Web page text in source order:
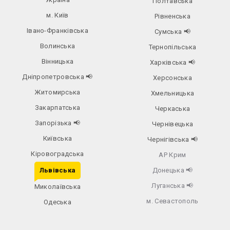
м. Київ
Івано-Франківська
Волинська
Вінницька
Дніпропетровська📢
Житомирська
Закарпатська
Запорізька 📢
Київська
Кіровоградська
Львівська
Миколаївська
Одеська
Рівненська
Сумська 📢
Тернопільська
Харківська 📢
Херсонська
Хмельницька
Черкаська
Чернівецька
Чернігівська 📢
АР Крим
Донецька 📢
Луганська 📢
м. Севастополь